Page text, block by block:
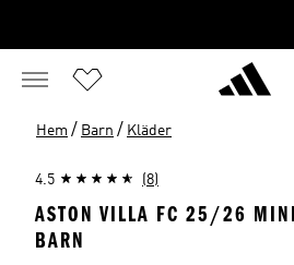
Hem / Barn / Kläder
4.5 (8)
ASTON VILLA FC 25/26
BARN